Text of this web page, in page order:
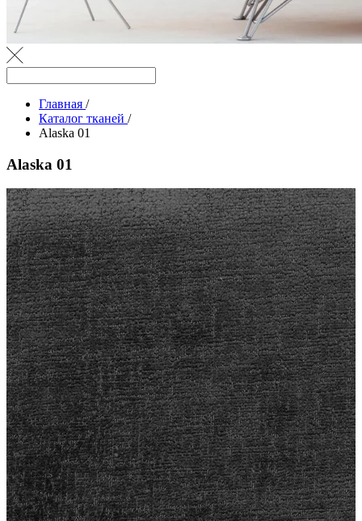
Главная /
Каталог тканей /
Alaska 01
Alaska 01